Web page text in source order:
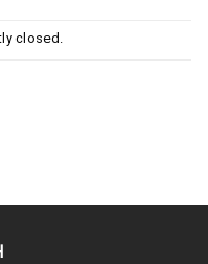
closed.